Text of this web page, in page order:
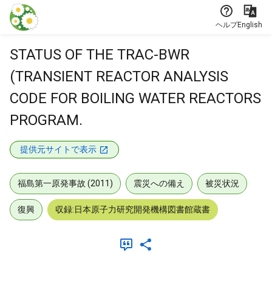
本文に飛ぶ
ヘルプEnglish
STATUS OF THE TRAC-BWR
(TRANSIENT REACTOR ANALYSIS
CODE FOR BOILING WATER REACTORS
PROGRAM.
提供元サイトで表示
福島第一原発事故 (2011) 震災への備え 被災状況
復興 収録:日本原子力研究開発機構図書館蔵書